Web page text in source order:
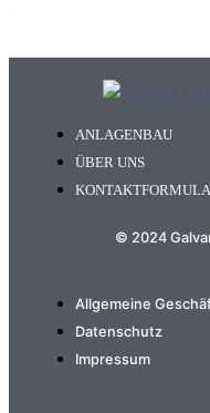
ANLAGENBAU
ÜBER UNS
© 2024
Allgemeine
Datenschutz
Impressum